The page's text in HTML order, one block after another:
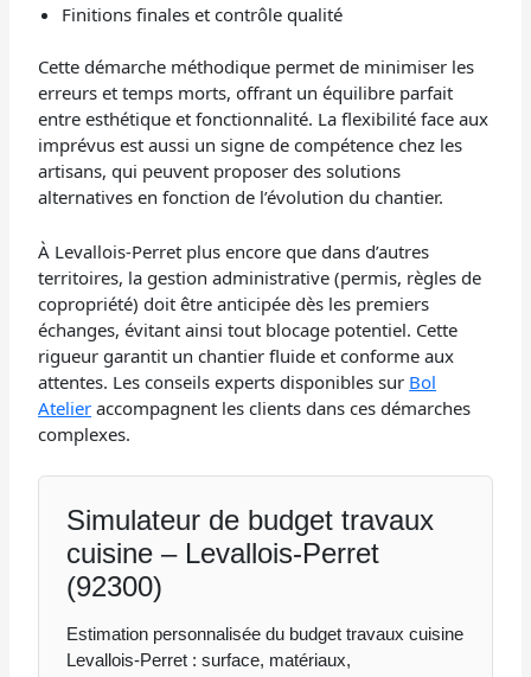
Finitions finales et contrôle qualité
Cette démarche méthodique permet de minimiser les
erreurs et temps morts, offrant un équilibre parfait
entre esthétique et fonctionnalité. La flexibilité face aux
imprévus est aussi un signe de compétence chez les
artisans, qui peuvent proposer des solutions
alternatives en fonction de l’évolution du chantier.
À Levallois-Perret plus encore que dans d’autres
territoires, la gestion administrative (permis, règles de
copropriété) doit être anticipée dès les premiers
échanges, évitant ainsi tout blocage potentiel. Cette
rigueur garantit un chantier fluide et conforme aux
attentes. Les conseils experts disponibles sur Bol
Atelier accompagnent les clients dans ces démarches
complexes.
Simulateur de budget travaux
cuisine – Levallois-Perret
(92300)
Estimation personnalisée du budget travaux cuisine
Levallois-Perret : surface, matériaux,